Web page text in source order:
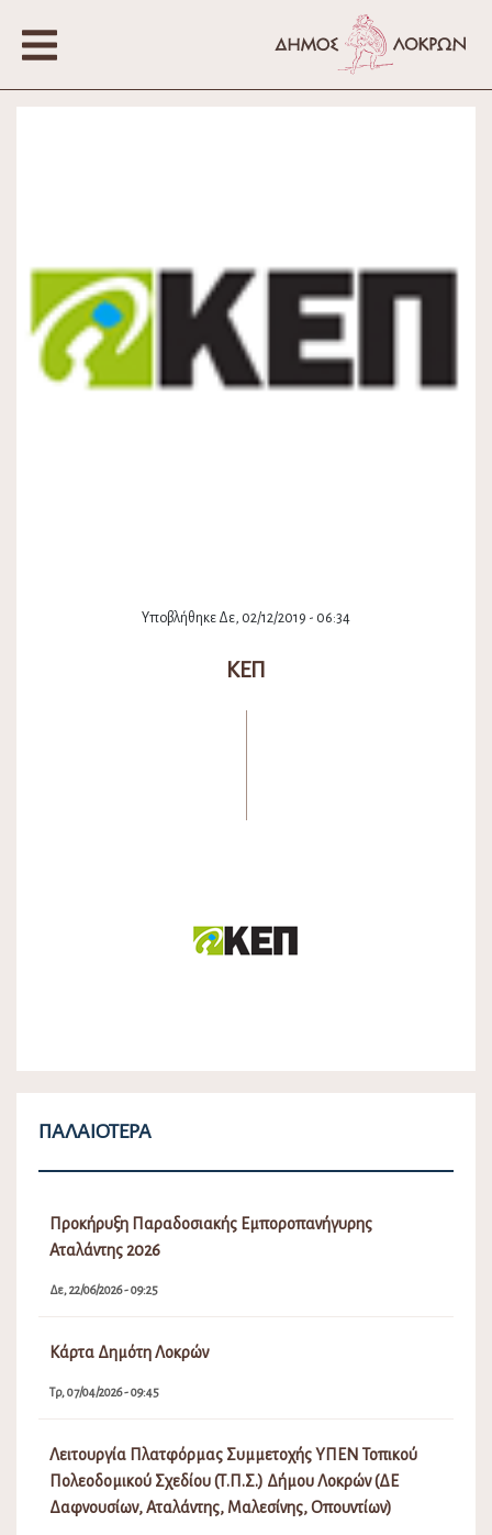
Υποβλήθηκε Δε, 02/12/2019 - 06:34
ΚΕΠ
ΠΑΛΑΙΌΤΕΡΑ
Προκήρυξη Παραδοσιακής Εμποροπανήγυρης
Αταλάντης 2026
Δε, 22/06/2026 - 09:25
Κάρτα Δημότη Λοκρών
Τρ, 07/04/2026 - 09:45
Λειτουργία Πλατφόρμας Συμμετοχής ΥΠΕΝ Τοπικού
Πολεοδομικού Σχεδίου (Τ.Π.Σ.) Δήμου Λοκρών (ΔΕ
Δαφνουσίων, Αταλάντης, Μαλεσίνης, Οπουντίων)